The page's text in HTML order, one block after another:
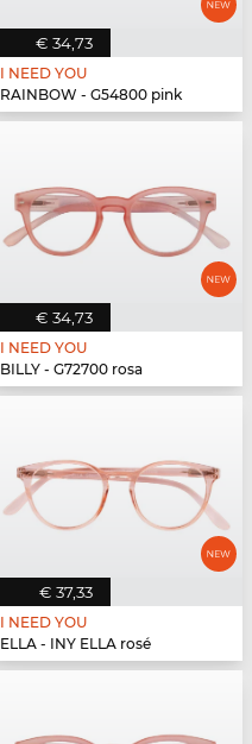
€ 34,73
I NEED YOU
RAINBOW - G54800 pink
€ 34,73
I NEED YOU
BILLY - G72700 rosa
€ 37,33
I NEED YOU
ELLA - INY ELLA rosé